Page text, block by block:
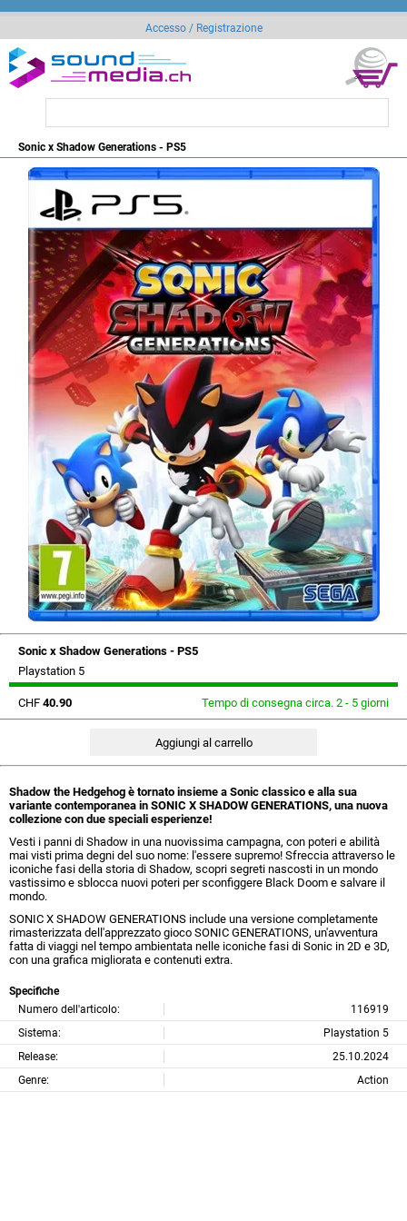
Accesso / Registrazione
Sonic x Shadow Generations - PS5
Sonic x Shadow Generations - PS5
Playstation 5
CHF 40.90 Tempo di consegna circa. 2 - 5 giorni
Shadow the Hedgehog è tornato insieme a Sonic classico e alla sua
variante contemporanea in SONIC X SHADOW GENERATIONS, una nuova
collezione con due speciali esperienze!
Vesti i panni di Shadow in una nuovissima campagna, con poteri e abilità
mai visti prima degni del suo nome: l'essere supremo! Sfreccia attraverso le
iconiche fasi della storia di Shadow, scopri segreti nascosti in un mondo
vastissimo e sblocca nuovi poteri per sconfiggere Black Doom e salvare il
mondo.
SONIC X SHADOW GENERATIONS include una versione completamente
rimasterizzata dell'apprezzato gioco SONIC GENERATIONS, un'avventura
fatta di viaggi nel tempo ambientata nelle iconiche fasi di Sonic in 2D e 3D,
con una grafica migliorata e contenuti extra.
Specifiche
Numero dell'articolo:
116919
Sistema:
Playstation 5
Release:
25.10.2024
Genre:
Action